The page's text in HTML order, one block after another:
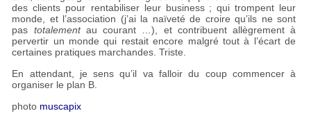
des clients pour rentabiliser leur business ; qui trompent leur
monde, et l’association (j’ai la naïveté de croire qu’ils ne sont
pas totalementau courant …), et contribuent allègrement à
pervertir un monde qui restait encore malgré tout à l’écart de
certaines pratiques marchandes. Triste.
En attendant, je sens qu’il va falloir du coup commencer à
organiser le plan B.
photo muscapix